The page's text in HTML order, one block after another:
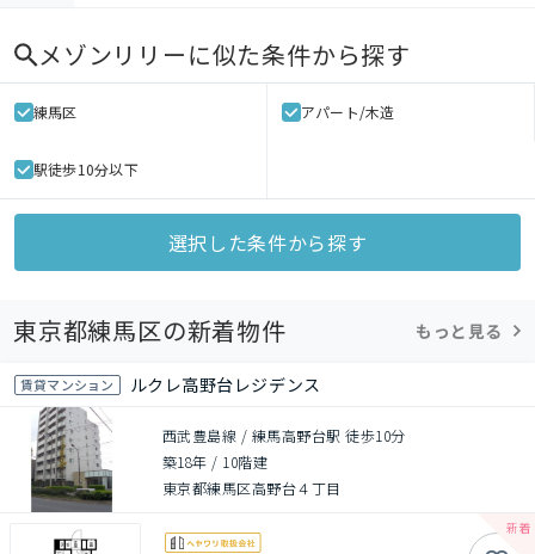
メゾンリリーに似た条件から探す
練馬区 アパート/木造
駅徒歩10分以下
選択した条件から探す
東京都練馬区の新着物件 もっと見る
賃貸マンション ルクレ高野台レジデンス
西武豊島線 / 練馬高野台駅 徒歩10分
築18年 / 10階建
東京都練馬区高野台４丁目